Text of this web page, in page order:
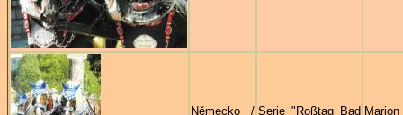
Německo / Serie "Roßtag Bad Marion